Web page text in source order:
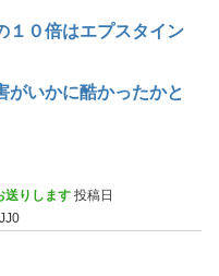
１０倍はエプスタイン
がいかに酷かったかと
送りします 投稿日